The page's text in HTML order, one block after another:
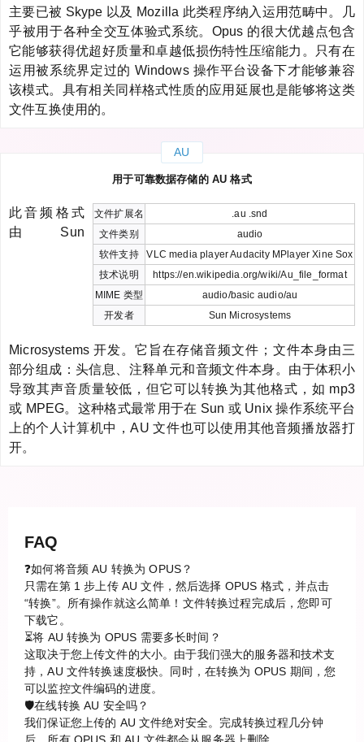
主要已被 Skype 以及 Mozilla 此类程序纳入运用范畴中。几
乎被用于各种全交互体验式系统。Opus 的很大优越点包含
它能够获得优超好质量和卓越低损伤特性压缩能力。只有在
运用被系统界定过的 Windows 操作平台设备下才能够兼容
该模式。具有相关同样格式性质的应用延展也是能够将这类
文件互换使用的。
AU
用于可靠数据存储的 AU 格式
文件扩展名
.au .snd
文件类别
audio
软件支持
VLC media player Audacity MPlayer Xine Sox
技术说明
https://en.wikipedia.org/wiki/Au_file_format
MIME 类型
audio/basic audio/au
开发者
Sun Microsystems
此音频格式
由 Sun
Microsystems 开发。它旨在存储音频文件；文件本身由三
部分组成：头信息、注释单元和音频文件本身。由于体积小
导致其声音质量较低，但它可以转换为其他格式，如 mp3
或 MPEG。这种格式最常用于在 Sun 或 Unix 操作系统平台
上的个人计算机中，AU 文件也可以使用其他音频播放器打
开。
FAQ
❓如何将音频 AU 转换为 OPUS？
只需在第 1 步上传 AU 文件，然后选择 OPUS 格式，并点击
“转换”。所有操作就这么简单！文件转换过程完成后，您即可
下载它。
⏳将 AU 转换为 OPUS 需要多长时间？
这取决于您上传文件的大小。由于我们强大的服务器和技术支
持，AU 文件转换速度极快。同时，在转换为 OPUS 期间，您
可以监控文件编码的进度。
🛡️在线转换 AU 安全吗？
我们保证您上传的 AU 文件绝对安全。完成转换过程几分钟
后，所有 OPUS 和 AU 文件都会从服务器上删除。